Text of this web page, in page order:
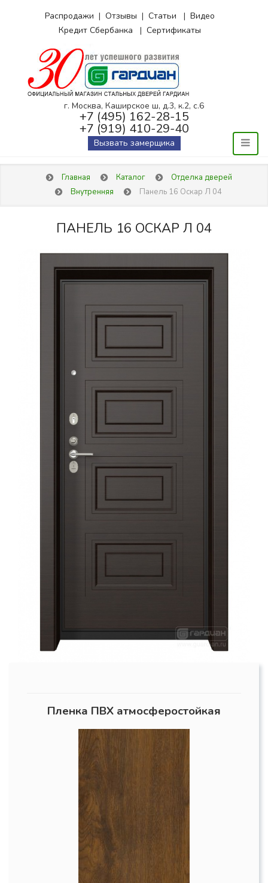
Распродажи | Отзывы | Статьи | Видео
Кредит Сбербанка | Сертификаты
г. Москва, Каширское ш, д.3, к.2, с.6
+7 (495) 162-28-15
+7 (919) 410-29-40
Вызвать замерщика
Главная Каталог
Отделка дверей
Внутренняя
Панель 16 Оскар Л 04
ПАНЕЛЬ 16 ОСКАР Л 04
Пленка ПВХ атмосферостойкая